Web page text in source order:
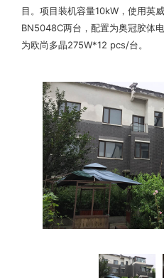
目。项目装机容量10kW，使用英
BN5048C两台，配置为奥冠胶体
为欧尚多晶275W*12 pcs/台。